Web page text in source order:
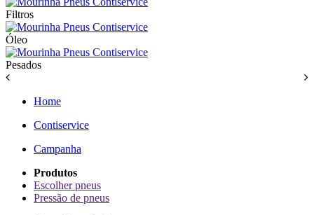
Filtros
Óleo
Pesados
Home
Contiservice
Campanha
Produtos
Escolher pneus
Pressão de pneus